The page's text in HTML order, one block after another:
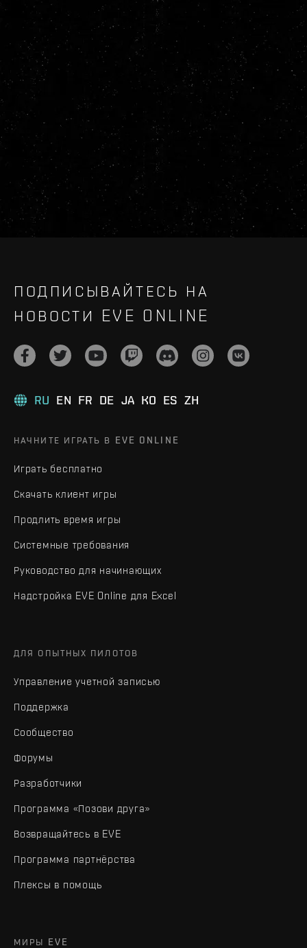
ПОДПИСЫВАЙТЕСЬ НА
НОВОСТИ EVE ONLINE
RU EN FR DE JA KO ES ZH
НАЧНИТЕ ИГРАТЬ В EVE ONLINE
Играть бесплатно
Скачать клиент игры
Продлить время игры
Системные требования
Руководство для начинающих
Надстройка EVE Online для Excel
ДЛЯ ОПЫТНЫХ ПИЛОТОВ
Управление учетной записью
Поддержка
Сообщество
Форумы
Разработчики
Программа «Позови друга»
Возвращайтесь в EVE
Программа партнёрства
Плексы в помощь
МИРЫ EVE